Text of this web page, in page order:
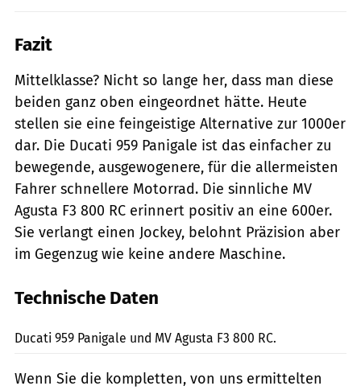
Fazit
Mittelklasse? Nicht so lange her, dass man diese
beiden ganz oben eingeordnet hätte. Heute
stellen sie eine feingeistige Alternative zur 1000er
dar. Die Ducati 959 Panigale ist das einfacher zu
bewegende, ausgewogenere, für die allermeisten
Fahrer schnellere Motorrad. Die sinnliche MV
Agusta F3 800 RC erinnert positiv an eine 600er.
Sie verlangt einen Jockey, belohnt Präzision aber
im Gegenzug wie keine andere Maschine.
Technische Daten
Ducati 959 Panigale und MV Agusta F3 800 RC.
Wenn Sie die kompletten, von uns ermittelten